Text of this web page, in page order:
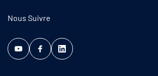
Nous Suivre